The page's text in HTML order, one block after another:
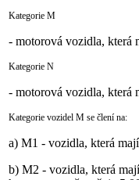
Kategorie M
- motorová vozidla, která
Kategorie N
- motorová vozidla, která
Kategorie vozidel M se člení na:
a) M1 - vozidla, která
b) M2 - vozidla, která